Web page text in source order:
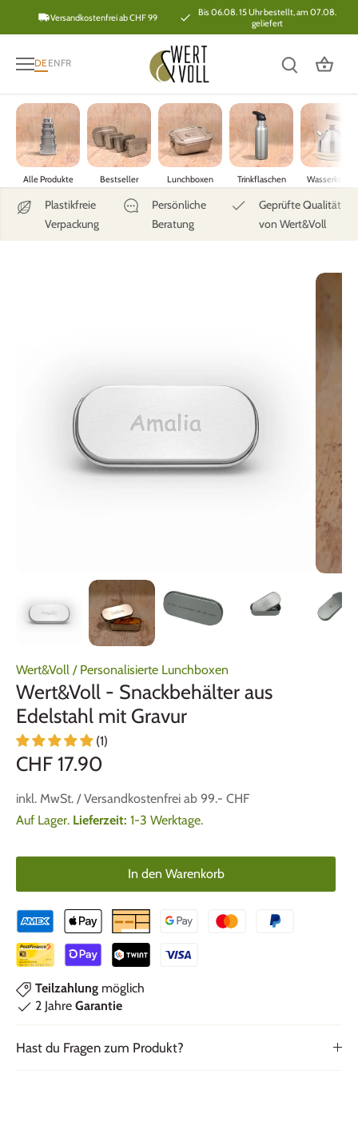
Versandkostenfrei ab CHF 99
Bis 06.08. 15 Uhr bestellt, am 07.08.
geliefert
DEENFR
Alle Produkte Bestseller Lunchboxen Trinkflaschen Wasserkocher
Plastikfreie
Verpackung
Persönliche
Beratung
Geprüfte Qualität
von Wert&Voll
Wert&Voll / Personalisierte Lunchboxen
Wert&Voll - Snackbehälter aus
Edelstahl mit Gravur
(1)
CHF 17.90
inkl. MwSt. / Versandkostenfrei ab 99.- CHF
Auf Lager. Lieferzeit: 1-3 Werktage.
In den Warenkorb
Teilzahlung möglich
2 Jahre Garantie
Hast du Fragen zum Produkt?